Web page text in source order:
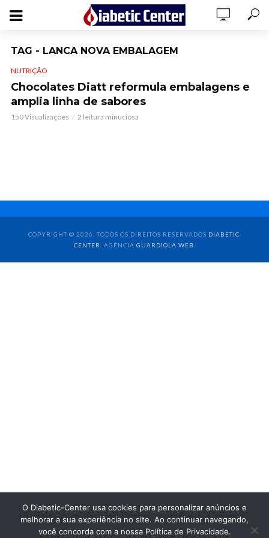
TAG - LANCA NOVA EMBALAGEM
NUTRIÇÃO
Chocolates Diatt reformula embalagens e
amplia linha de sabores
150 Visualizações 2 leitura minuciosa
COPYRIGHT © 2026. TODOS OS DIREITOS RESERVADOS DIABETIC-
CENTER
. AGÊNCIA GUARDIOLA WEB
O Diabetic-Center usa cookies para personalizar anúncios e
melhorar a sua experiência no site. Ao continuar navegando,
você concorda com a nossa Política de Privacidade.